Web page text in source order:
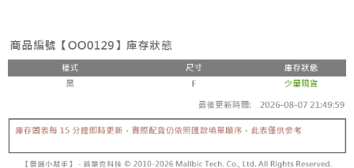
５．嚴禁一人註冊多個帳號或使用他人資訊註冊。若發現惡意使用之情形，
恩沛科技股份有限公司將有權停止該用戶之使用額度並採取法律行動。